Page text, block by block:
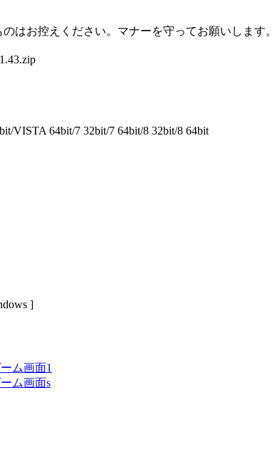
はお控えください。マナーを守ってお願いします。
VISTA 64bit/7 32bit/7 64bit/8 32bit/8 64bit
]